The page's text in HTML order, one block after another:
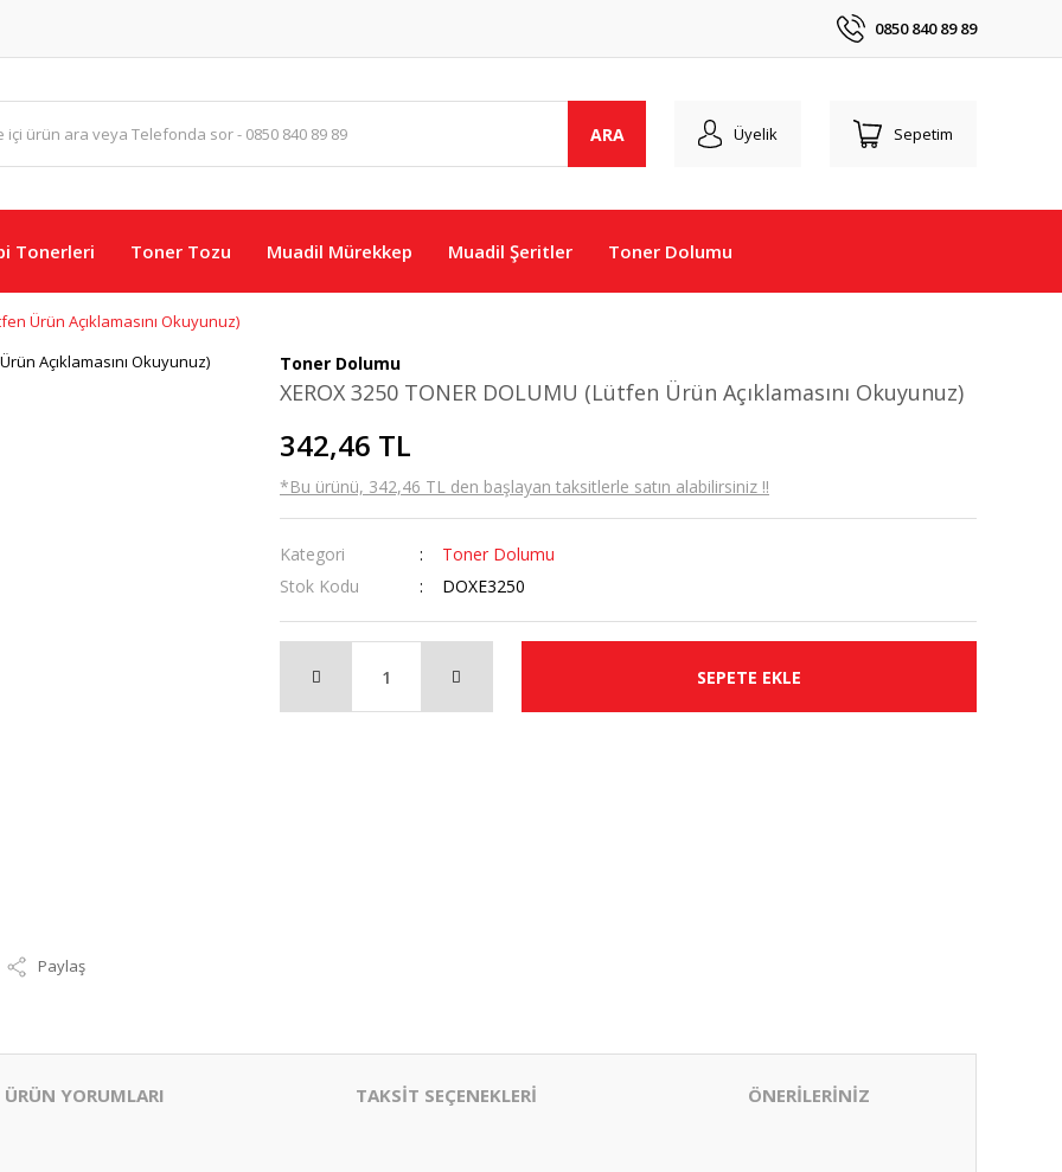
0850 840 89 89
ARA Üyelik Sepetim
Tonerleri Toner Tozu Muadil Mürekkep Muadil Şeritler Toner Dolumu
Ürün Açıklamasını Okuyunuz)
Paylaş
Toner Dolumu
XEROX 3250 TONER DOLUMU (Lütfen Ürün Açıklamasını Okuyunuz)
342,46 TL
*Bu ürünü, 342,46 TL den başlayan taksitlerle satın alabilirsiniz !!
Kategori
Toner Dolumu
Stok Kodu
DOXE3250
SEPETE EKLE
ÜRÜN YORUMLARI TAKSİT SEÇENEKLERİ ÖNERİLERİNİZ